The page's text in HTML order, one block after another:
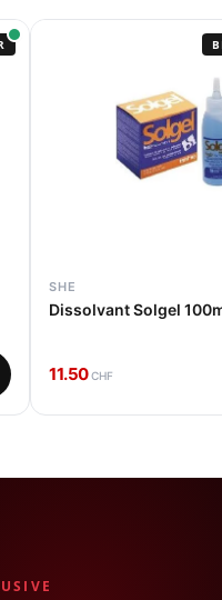
SHE
Dissolvant Solgel
11.50CHF